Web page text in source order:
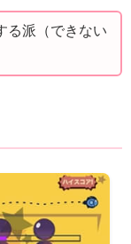
る派（できない